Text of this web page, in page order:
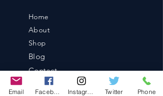
Home
About
Shop
Blog
Contact
Email Twitter Phone